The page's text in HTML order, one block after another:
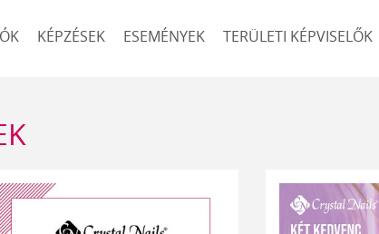
KÉPZÉSEK ESEMÉNYEK TERÜLETI KÉPVISELŐK